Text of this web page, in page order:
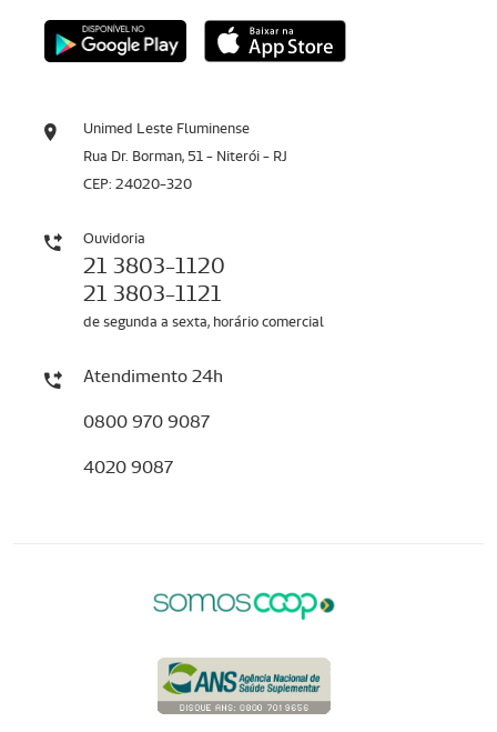
Unimed Leste Fluminense
Rua Dr. Borman, 51 - Niterói - RJ
CEP: 24020-320
Ouvidoria
21 3803-1120
21 3803-1121
de segunda a sexta, horário comercial
Atendimento 24h
0800 970 9087
4020 9087